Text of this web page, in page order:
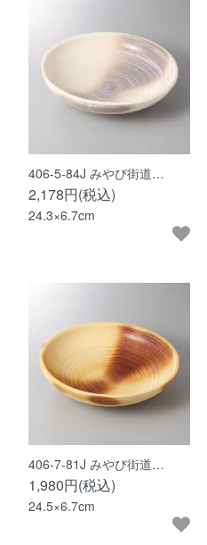
406-5-84J みやび街道…
2,178円(税込)
24.3×6.7cm
406-7-81J みやび街道…
1,980円(税込)
24.5×6.7cm